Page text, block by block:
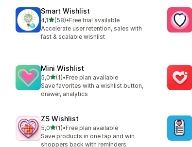
Smart Wishlist
4,15 yıldız üzerinden
(58)
toplam 58 değerlendirme
•Free trial available
Accelerate user retention, sales with
fast & scalable wishlist
Mini Wishlist
5,05 yıldız üzerinden
(1)
toplam 1 değerlendirme
•Free plan available
Save favorites with a wishlist button,
drawer, analytics
ZS Wishlist
5,05 yıldız üzerinden
(1)
toplam 1 değerlendirme
•Free plan available
Save products in one tap and win
shoppers back with reminders